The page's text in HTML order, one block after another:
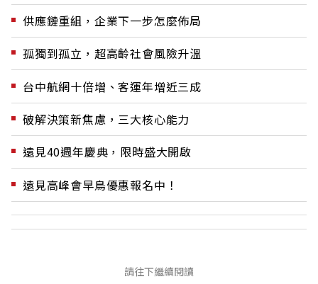
供應鏈重組，企業下一步怎麼佈局
孤獨到孤立，超高齡社會風險升溫
台中航網十倍增、客運年增近三成
破解決策新焦慮，三大核心能力
遠見40週年慶典，限時盛大開啟
遠見高峰會早鳥優惠報名中！
請往下繼續閱讀